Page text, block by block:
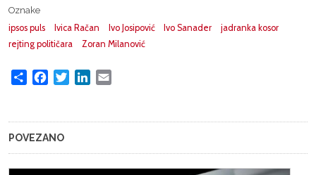
Oznake
ipsos puls
Ivica Račan Ivo Josipović Ivo Sanader
jadranka kosor
rejting političara
Zoran Milanović
Share FacebookTwitterLinkedIn
POVEZANO